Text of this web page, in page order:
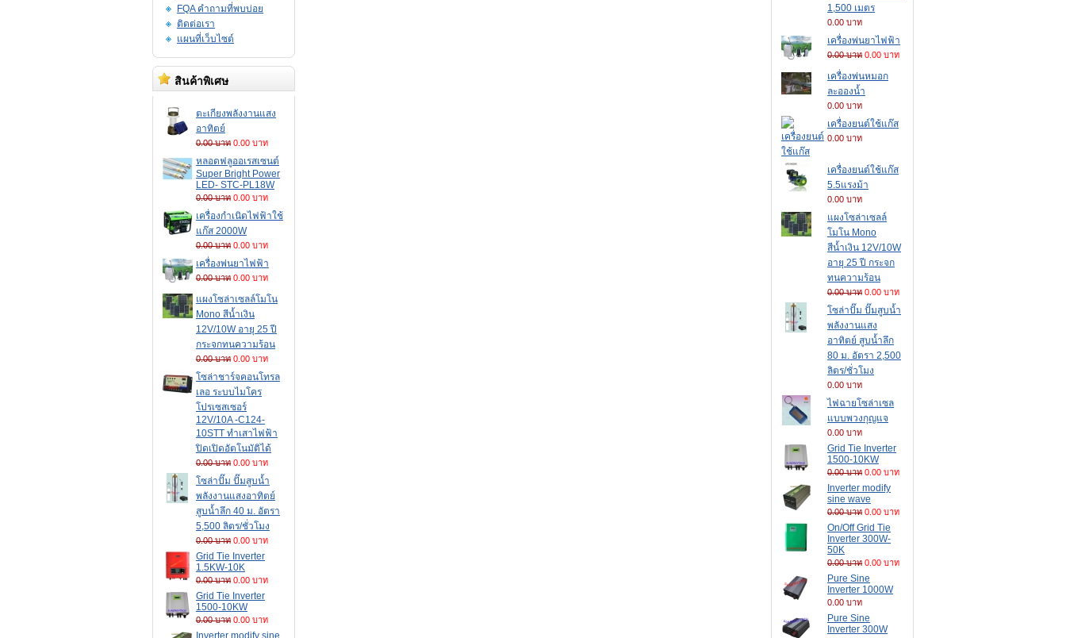
FQA คำถามที่พบบ่อย
ติดต่อเรา
แผนที่เว็บไซต์
สินค้าพิเศษ
ตะเกียงพลังงานแสง
อาทิตย์
0.00 บาท 0.00 บาท
หลอดฟลูออเรสเซนต์
Super Bright Power
LED- STC-PL18W
0.00 บาท 0.00 บาท
เครื่องกำเนิดไฟฟ้าใช้
แก๊ส 2000W
0.00 บาท 0.00 บาท
เครื่องพ่นยาไฟฟ้า
0.00 บาท 0.00 บาท
แผงโซล่าเซลล์โมโน
Mono สีน้ำเงิน
12V/10W อายุ 25 ปี
กระจกทนความร้อน
0.00 บาท 0.00 บาท
โซล่าชาร์จคอนโทรล
เลอ ระบบไมโคร
โปรเซสเซอร์
12V/10A -C124-
10STT ทำเสาไฟฟ้า
ปิดเปิดอัตโนมัติได้
0.00 บาท 0.00 บาท
โซล่าปั๊ม ปั๊มสูบน้ำ
พลังงานแสงอาทิตย์
สูบน้ำลึก 40 ม. อัตรา
5,500 ลิตร/ชั่วโมง
0.00 บาท 0.00 บาท
Grid Tie Inverter
1.5KW-10K
0.00 บาท 0.00 บาท
Grid Tie Inverter
1500-10KW
0.00 บาท 0.00 บาท
Inverter modify sine
1,500 เมตร
0.00 บาท
เครื่องพ่นยาไฟฟ้า
0.00 บาท 0.00 บาท
เครื่องพ่นหมอก
ละอองน้ำ
0.00 บาท
เครื่องยนต์ใช้แก๊ส
0.00 บาท
เครื่องยนต์ใช้แก๊ส
5.5แรงม้า
0.00 บาท
แผงโซล่าเซลล์
โมโน Mono
สีน้ำเงิน 12V/10W
อายุ 25 ปี กระจก
ทนความร้อน
0.00 บาท 0.00 บาท
โซล่าปั๊ม ปั๊มสูบน้ำ
พลังงานแสง
อาทิตย์ สูบน้ำลึก
80 ม. อัตรา 2,500
ลิตร/ชั่วโมง
0.00 บาท
ไฟฉายโซล่าเซล
แบบพวงกุญแจ
0.00 บาท
Grid Tie Inverter
1500-10KW
0.00 บาท 0.00 บาท
Inverter modify
sine wave
0.00 บาท 0.00 บาท
On/Off Grid Tie
Inverter 300W-
50K
0.00 บาท 0.00 บาท
Pure Sine
Inverter 1000W
0.00 บาท
Pure Sine
Inverter 300W